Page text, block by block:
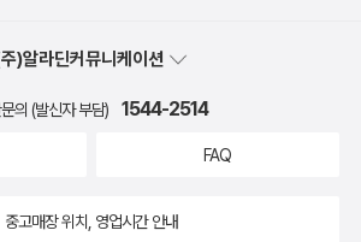
)알라딘커뮤니케이션
의 (발신자 부담) 1544-2514
FAQ
중고매장 위치, 영업시간 안내